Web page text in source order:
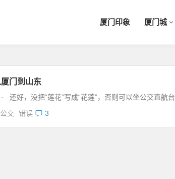
厦门印象 厦门城
门到山东
还好，没把“莲花”写成“花莲”，否则可以坐公交直航台
交 错误 3